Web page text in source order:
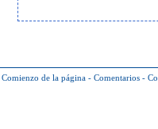
Comienzo de la página - Comentarios -